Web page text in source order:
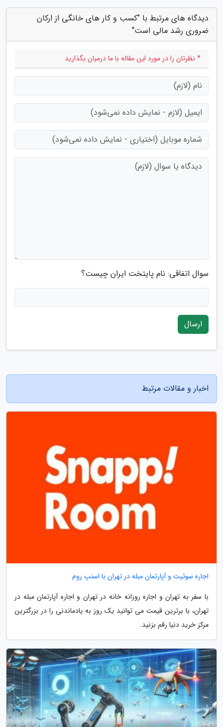
دیدگاه های مرتبط با "کسب و کار های خانگی از ارکان
ضروری رشد مالی است"
* نظرتان را در مورد این مقاله با ما درمیان بگذارید
سوال اتفاقی: نام پایتخت ایران چیست؟
ارسال
اخبار و مقالات مرتبط
اجاره سوئیت و آپارتمان مبله در تهران با اسنپ روم
با سفر به تهران و اجاره روزانه خانه در تهران و اجاره آپارتمان مبله در
تهران، با برترین قیمت می توانید یک روز به یادماندنی را در بزرگترین
مرکز خرید دنیا رقم بزنید.